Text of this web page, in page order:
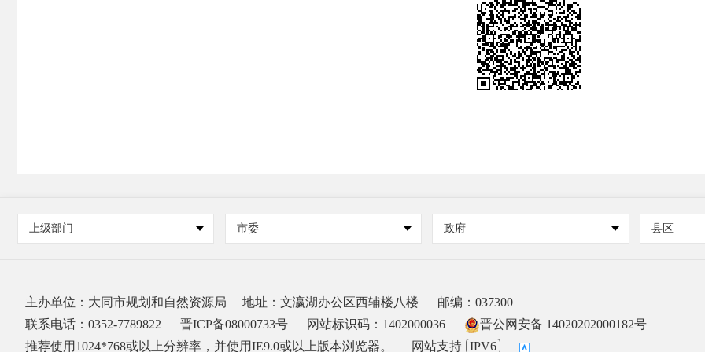
上级部门 市委 政府 县区
主办单位：大同市规划和自然资源局 地址：文瀛湖办公区西辅楼八楼
邮编：037300
联系电话：0352-7789822
晋ICP备08000733号 网站标识码：1402000036
晋公网安备 14020202000182号
推荐使用1024*768或以上分辨率，并使用IE9.0或以上版本浏览器。
网站支持 IPV6